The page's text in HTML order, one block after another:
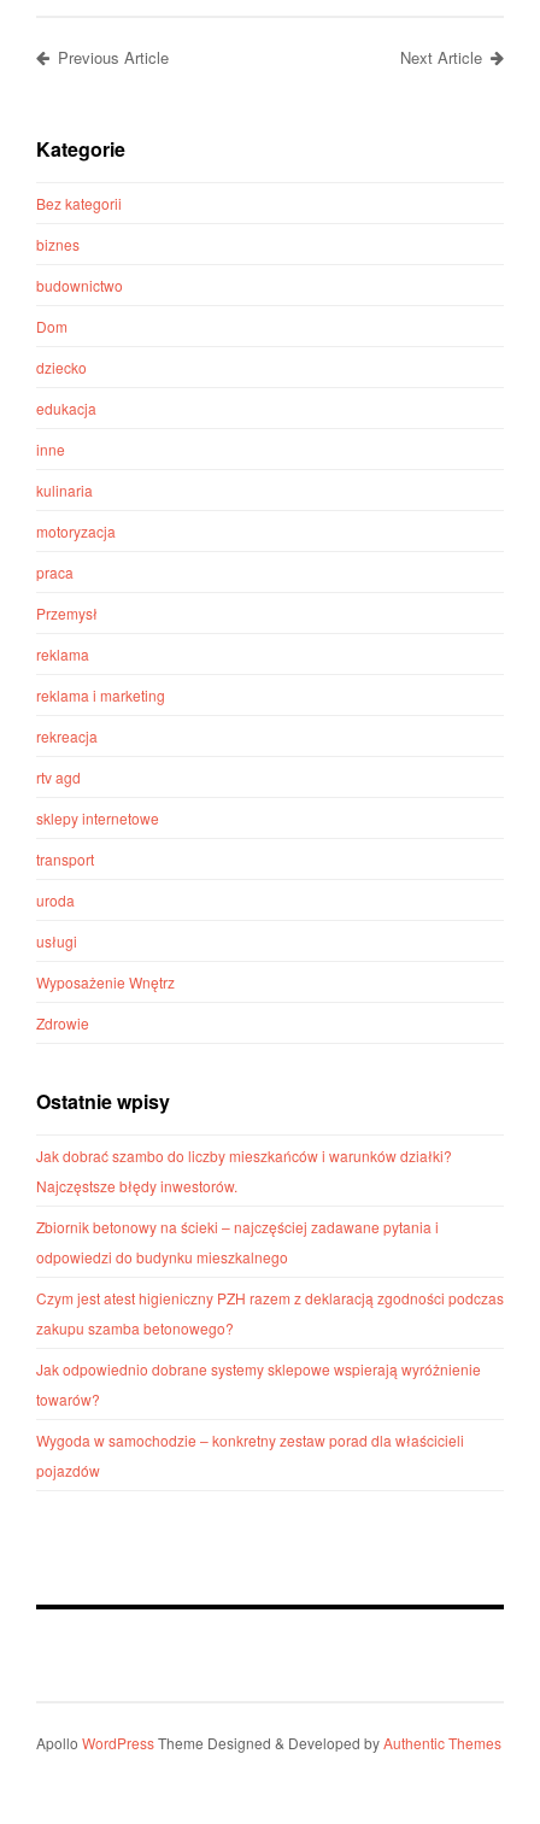
Previous Article Next Article
Kategorie
Bez kategorii
biznes
budownictwo
Dom
dziecko
edukacja
inne
kulinaria
motoryzacja
praca
Przemysł
reklama
reklama i marketing
rekreacja
rtv agd
sklepy internetowe
transport
uroda
usługi
Wyposażenie Wnętrz
Zdrowie
Ostatnie wpisy
Jak dobrać szambo do liczby mieszkańców i warunków działki?
Najczęstsze błędy inwestorów.
Zbiornik betonowy na ścieki – najczęściej zadawane pytania i
odpowiedzi do budynku mieszkalnego
Czym jest atest higieniczny PZH razem z deklaracją zgodności podczas
zakupu szamba betonowego?
Jak odpowiednio dobrane systemy sklepowe wspierają wyróżnienie
towarów?
Wygoda w samochodzie – konkretny zestaw porad dla właścicieli
pojazdów
Apollo WordPressTheme Designed & Developed byAuthentic Themes